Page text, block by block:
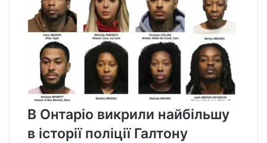
В Онтаріо викрили найбільшу
в історії поліції Галтону